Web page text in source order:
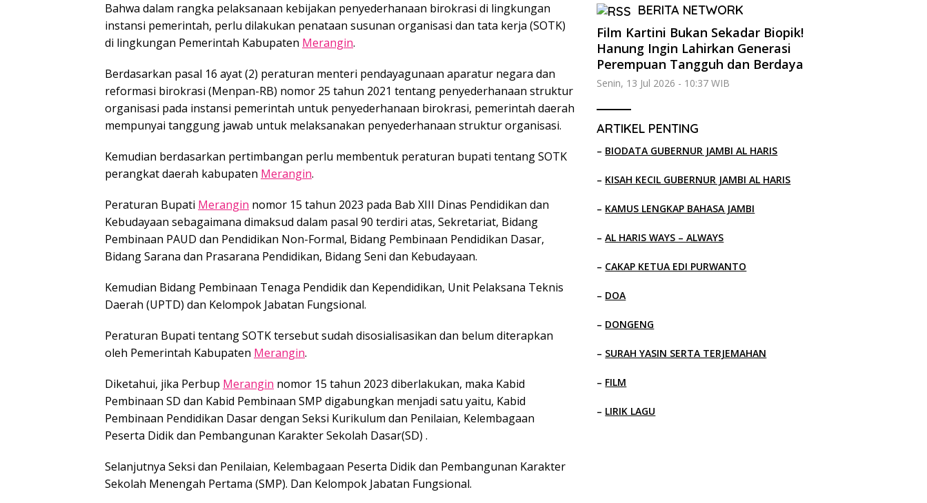
Bahwa dalam rangka pelaksanaan kebijakan penyederhanaan birokrasi di lingkungan
instansi pemerintah, perlu dilakukan penataan susunan organisasi dan tata kerja (SOTK)
di lingkungan Pemerintah Kabupaten Merangin.
Berdasarkan pasal 16 ayat (2) peraturan menteri pendayagunaan aparatur negara dan
reformasi birokrasi (Menpan-RB) nomor 25 tahun 2021 tentang penyederhanaan struktur
organisasi pada instansi pemerintah untuk penyederhanaan birokrasi, pemerintah daerah
mempunyai tanggung jawab untuk melaksanakan penyederhanaan struktur organisasi.
Kemudian berdasarkan pertimbangan perlu membentuk peraturan bupati tentang SOTK
perangkat daerah kabupaten Merangin.
Peraturan Bupati Merangin nomor 15 tahun 2023 pada Bab XIII Dinas Pendidikan dan
Kebudayaan sebagaimana dimaksud dalam pasal 90 terdiri atas, Sekretariat, Bidang
Pembinaan PAUD dan Pendidikan Non-Formal, Bidang Pembinaan Pendidikan Dasar,
Bidang Sarana dan Prasarana Pendidikan, Bidang Seni dan Kebudayaan.
Kemudian Bidang Pembinaan Tenaga Pendidik dan Kependidikan, Unit Pelaksana Teknis
Daerah (UPTD) dan Kelompok Jabatan Fungsional.
Peraturan Bupati tentang SOTK tersebut sudah disosialisasikan dan belum diterapkan
oleh Pemerintah Kabupaten Merangin.
Diketahui, jika Perbup Merangin nomor 15 tahun 2023 diberlakukan, maka Kabid
Pembinaan SD dan Kabid Pembinaan SMP digabungkan menjadi satu yaitu, Kabid
Pembinaan Pendidikan Dasar dengan Seksi Kurikulum dan Penilaian, Kelembagaan
Peserta Didik dan Pembangunan Karakter Sekolah Dasar(SD) .
Selanjutnya Seksi dan Penilaian, Kelembagaan Peserta Didik dan Pembangunan Karakter
Sekolah Menengah Pertama (SMP). Dan Kelompok Jabatan Fungsional.
BERITA NETWORK
Film Kartini Bukan Sekadar Biopik!
Hanung Ingin Lahirkan Generasi
Perempuan Tangguh dan Berdaya
Senin, 13 Jul 2026 - 10:37 WIB
ARTIKEL PENTING
– BIODATA GUBERNUR JAMBI AL HARIS
– KISAH KECIL GUBERNUR JAMBI AL HARIS
– KAMUS LENGKAP BAHASA JAMBI
–AL HARIS WAYS – ALWAYS
– CAKAP KETUA EDI PURWANTO
– DOA
– DONGENG
– SURAH YASIN SERTA TERJEMAHAN
– FILM
– LIRIK LAGU